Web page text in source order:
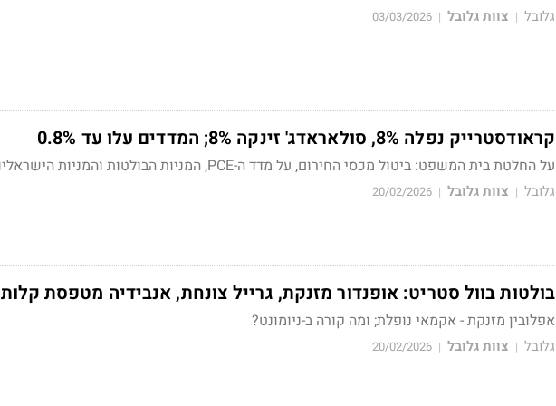
גלובל | צוות גלובל |
03/03/2026
קראודסטרייק נפלה 8%, סולאראדג' זינקה 8%; המדדים עלו עד 0.8%
על החלטת בית המשפט: ביטול מכסי החירום, על מדד ה-PCE, המניות הבולטות והמניות הישראליות
גלובל | צוות גלובל |
20/02/2026
בולטות בוול סטריט: אופנדור מזנקת, גרייל צונחת, אנבידיה מטפסת קלות
אפלובין מזנקת - אקמאי נופלת; ומה קורה ב-ניומונט?
גלובל | צוות גלובל |
20/02/2026